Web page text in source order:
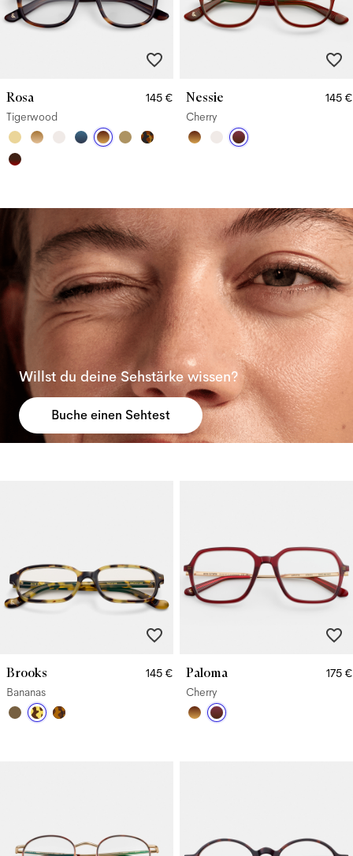
Rosa
145 €
Tigerwood
Nessie
145 €
Cherry
Willst du deine Sehstärke wissen?
Buche einen Sehtest
Brooks
145 €
Bananas
Paloma
175 €
Cherry